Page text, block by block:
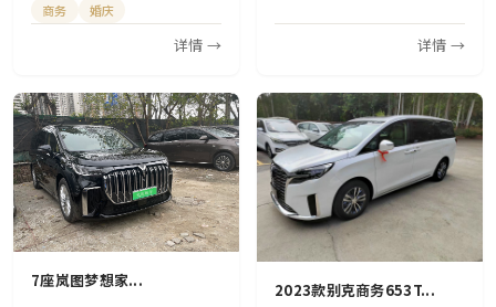
商务 婚庆
详情 → 详情 →
7座岚图梦想家...
2023款别克商务653T...